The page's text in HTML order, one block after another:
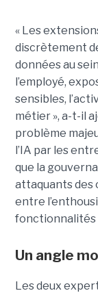
« Les
discrètement
données au
l’employé,
sensibles,
métier », a-t-il
problème
l’IA par les
que la
attaquants des
entre
fonctionnalités
Un angle
Les deux